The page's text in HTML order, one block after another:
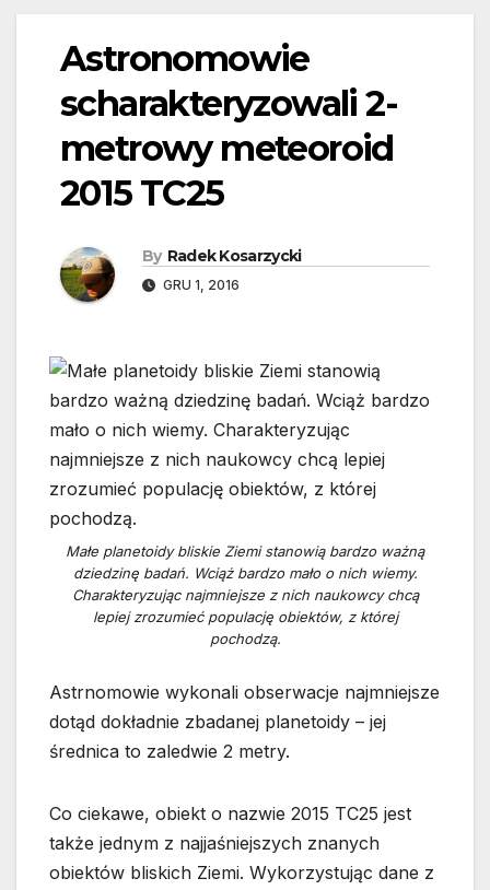
Astronomowie
scharakteryzowali 2-
metrowy meteoroid
2015 TC25
By Radek Kosarzycki
GRU 1, 2016
Małe planetoidy bliskie Ziemi stanowią bardzo ważną
dziedzinę badań. Wciąż bardzo mało o nich wiemy.
Charakteryzując najmniejsze z nich naukowcy chcą
lepiej zrozumieć populację obiektów, z której
pochodzą.
Astrnomowie wykonali obserwacje najmniejsze
dotąd dokładnie zbadanej planetoidy – jej
średnica to zaledwie 2 metry.
Co ciekawe, obiekt o nazwie 2015 TC25 jest
także jednym z najjaśniejszych znanych
obiektów bliskich Ziemi. Wykorzystując dane z